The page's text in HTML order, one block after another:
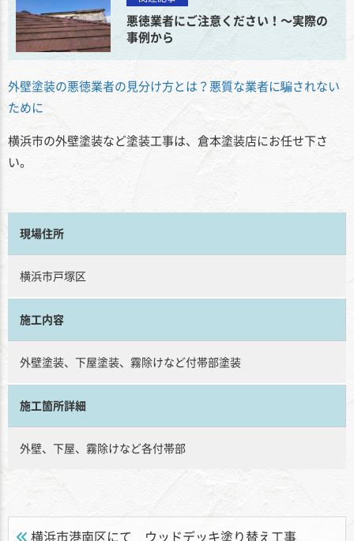
悪徳業者にご注意ください！～実際の
事例から
外壁塗装の悪徳業者の見分け方とは？悪質な業者に騙されない
ために
横浜市の外壁塗装など塗装工事は、倉本塗装店にお任せ下さ
い。
現場住所
横浜市戸塚区
施工内容
外壁塗装、下屋塗装、霧除けなど付帯部塗装
施工箇所詳細
外壁、下屋、霧除けなど各付帯部
横浜市港南区にて ウッドデッキ塗り替え工事